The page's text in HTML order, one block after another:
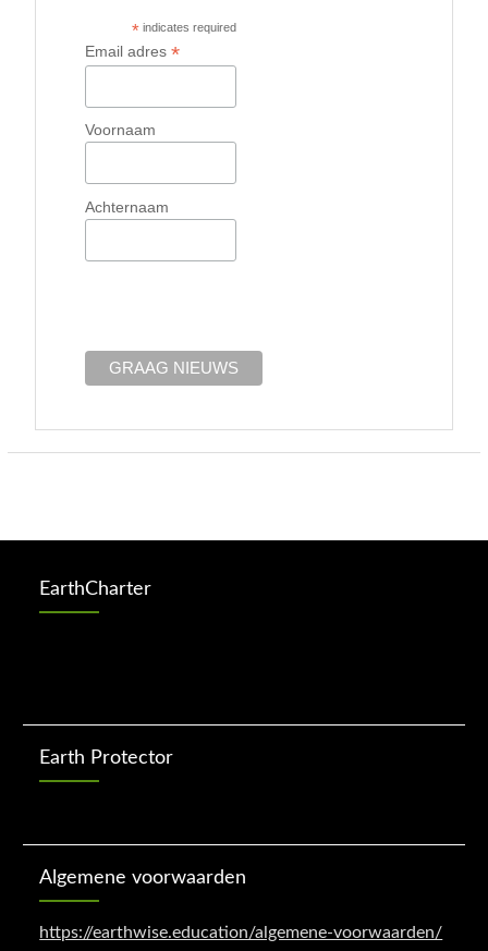
*indicates required
Email adres *
Voornaam
Achternaam
EarthCharter
Earth Protector
Algemene voorwaarden
https://earthwise.education/algemene-voorwaarden/